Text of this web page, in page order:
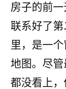
房子的前
联系好了
里，是一
地图。尽
都没看上